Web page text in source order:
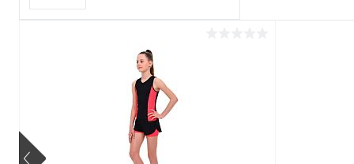
отличный результат.